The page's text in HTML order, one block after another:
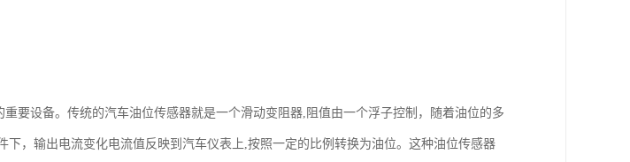
要设备。传统的汽车油位传感器就是一个滑动变阻器,阻值由一个浮子控制，随着油位的多
下，输出电流变化电流值反映到汽车仪表上,按照一定的比例转换为油位。这种油位传感器